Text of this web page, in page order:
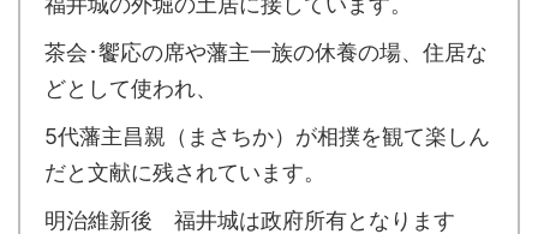
茶会･饗応の席や藩主一族の休養の場、住居な
どとして使われ、
5代藩主昌親（まさちか）が相撲を観て楽しん
だと文献に残されています。
明治維新後 福井城は政府所有となります